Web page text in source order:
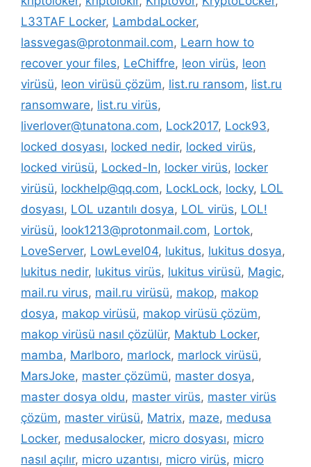
L33TAF Locker, LambdaLocker,
lassvegas@protonmail.com, Learn how to
recover your files, LeChiffre, leon virüs, leon
virüsü, leon virüsü çözüm, list.ru ransom, list.ru
ransomware, list.ru virüs,
liverlover@tunatona.com, Lock2017, Lock93,
locked dosyası, locked nedir, locked virüs,
locked virüsü, Locked-In, locker virüs, locker
virüsü, lockhelp@qq.com, LockLock, locky, LOL
dosyası, LOL uzantılı dosya, LOL virüs, LOL!
virüsü, look1213@protonmail.com, Lortok,
LoveServer, LowLevel04, lukitus, lukitus dosya,
lukitus nedir, lukitus virüs, lukitus virüsü, Magic,
mail.ru virus, mail.ru virüsü, makop, makop
dosya, makop virüsü, makop virüsü çözüm,
makop virüsü nasıl çözülür, Maktub Locker,
mamba, Marlboro, marlock, marlock virüsü,
MarsJoke, master çözümü, master dosya,
master dosya oldu, master virüs, master virüs
çözüm, master virüsü, Matrix, maze, medusa
Locker, medusalocker, micro dosyası, micro
nasıl açılır, micro uzantısı, micro virüs, micro